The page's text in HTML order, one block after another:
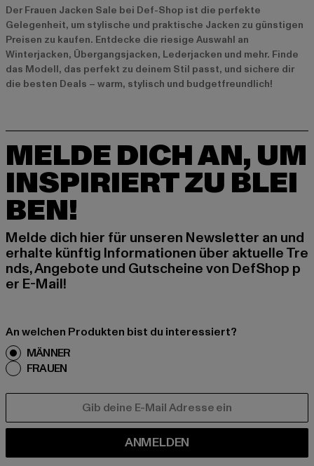
Der Frauen Jacken Sale bei Def-Shop ist die perfekte
Gelegenheit, um stylische und praktische Jacken zu günstigen
Preisen zu kaufen. Entdecke die riesige Auswahl an
Winterjacken, Übergangsjacken, Lederjacken und mehr. Finde
das Modell, das perfekt zu deinem Stil passt, und sichere dir
die besten Deals – warm, stylisch und budgetfreundlich!
MELDE DICH AN, UM
INSPIRIERT ZU BLEI
BEN!
Melde dich hier für unseren Newsletter an und
erhalte künftig Informationen über aktuelle Tre
nds, Angebote und Gutscheine von DefShop p
er E-Mail!
An welchen Produkten bist du interessiert?
MÄNNER
FRAUEN
ANMELDEN